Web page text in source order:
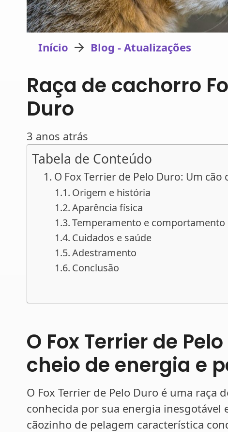
Início Blog - Atualizações
Raça de cachorro
Duro
3 anos atrás
Tabela de Conteúdo
O Fox Terrier de Pelo Duro: Um
Origem e história
Aparência física
Temperamento e comportamento
Cuidados e saúde
Adestramento
Conclusão
O Fox Terrier de
cheio de energia e
O Fox Terrier de Pelo Duro é uma raça
conhecida por sua energia inesgotável
cãozinho de pelagem característica